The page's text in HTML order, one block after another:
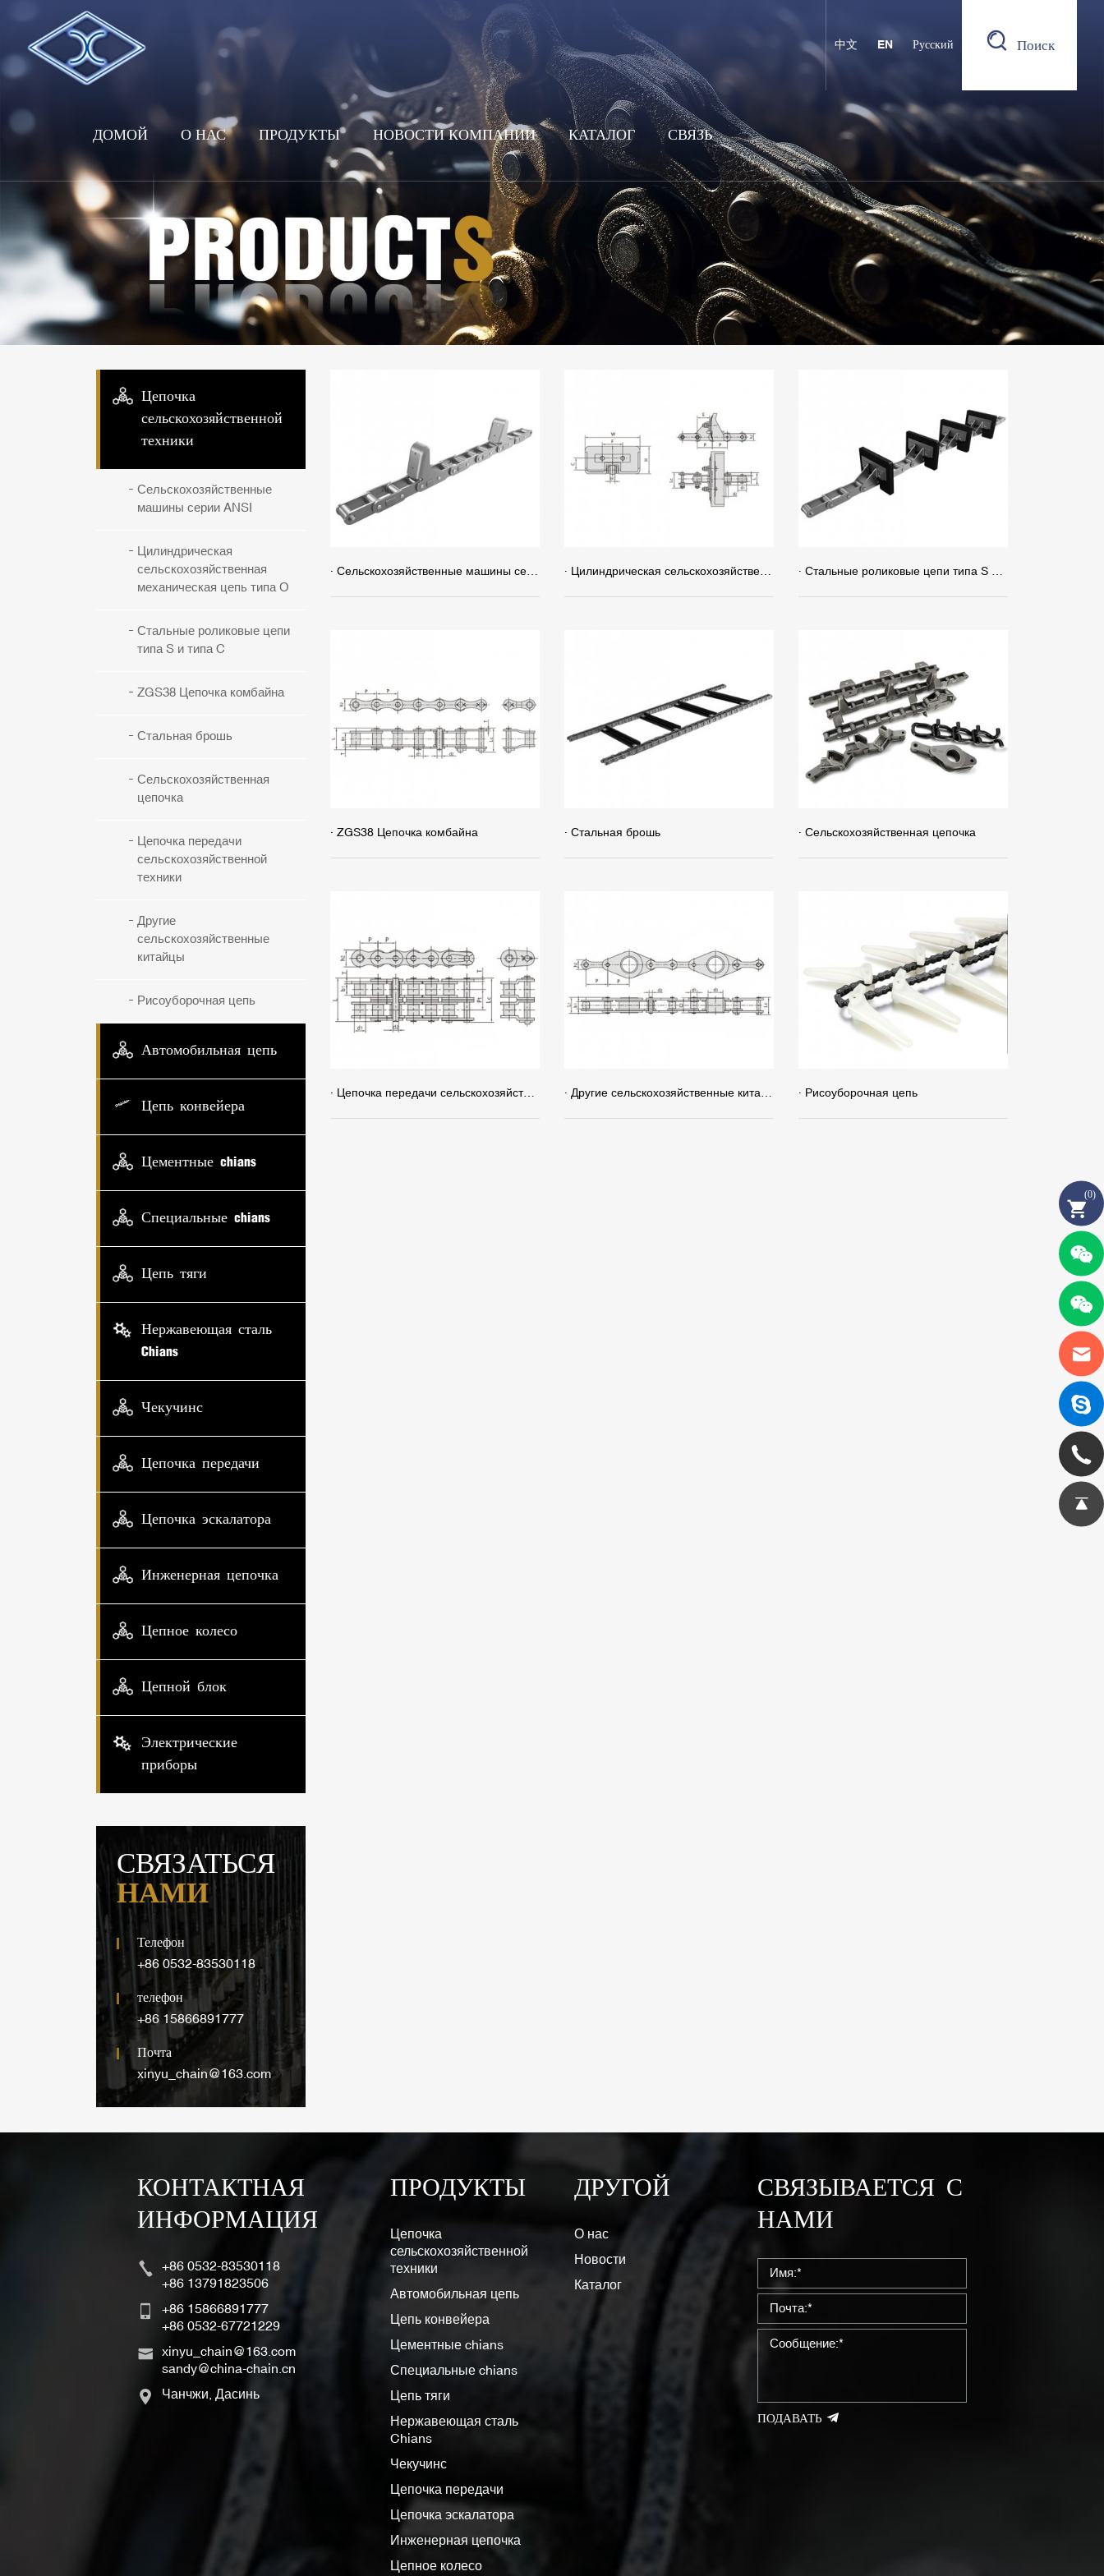
Поиск
中文 EN Русский
ДОМОЙ О НАС ПРОДУКТЫ НОВОСТИ КОМПАНИИ КАТАЛОГ СВЯЗЬ
Цепочка
сельскохозяйственной
техники
Сельскохозяйственные
машины серии ANSI
Цилиндрическая
сельскохозяйственная
механическая цепь типа О
Стальные роликовые цепи
типа S и типа C
ZGS38 Цепочка комбайна
Стальная брошь
Сельскохозяйственная
цепочка
Цепочка передачи
сельскохозяйственной
техники
Другие
сельскохозяйственные
китайцы
Рисоуборочная цепь
Автомобильная цепь
Цепь конвейера
Цементные chians
Специальные chians
Цепь тяги
Нержавеющая сталь
Chians
Чекучинс
Цепочка передачи
Цепочка эскалатора
Инженерная цепочка
Цепное колесо
Цепной блок
Электрические
приборы
СВЯЗАТЬСЯ
НАМИ
Телефон
+86 0532-83530118
телефон
+86 15866891777
Почта
xinyu_chain@163.com
· Сельскохозяйственные машины серии ANSI · Цилиндрическая сельскохозяйственная механическая цепь типа О · Стальные роликовые цепи типа S и типа C
· ZGS38 Цепочка комбайна · Стальная брошь · Сельскохозяйственная цепочка
· Цепочка передачи сельскохозяйственной техники · Другие сельскохозяйственные китайцы · Рисоуборочная цепь
КОНТАКТНАЯ
ИНФОРМАЦИЯ
+86 0532-83530118
+86 13791823506
+86 15866891777
+86 0532-67721229
xinyu_chain@163.com
sandy@china-chain.cn
Чанчжи, Дасинь
ПРОДУКТЫ
Цепочка
сельскохозяйственной
техники
Автомобильная цепь
Цепь конвейера
Цементные chians
Специальные chians
Цепь тяги
Нержавеющая сталь
Chians
Чекучинс
Цепочка передачи
Цепочка эскалатора
Инженерная цепочка
Цепное колесо
ДРУГОЙ
О нас
Новости
Каталог
СВЯЗЫВАЕТСЯ С
НАМИ
ПОДАВАТЬ
(0)